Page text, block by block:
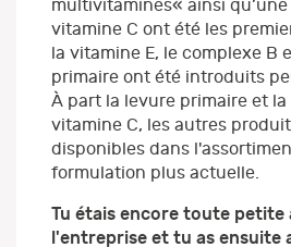
multivitamines« ainsi
vitamine C ont été les
la vitamine E, le complexe B
primaire ont été introduits
À part la levure primaire et
vitamine C, les autres
disponibles dans
formulation plus actuelle.
Tu étais encore toute petite
l'entreprise et tu as ensuite